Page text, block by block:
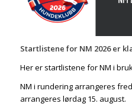
Startlistene for NM 2026 er
Her er startlistene for NM i
NM i rundering arrangeres
arrangeres lørdag 15. august.